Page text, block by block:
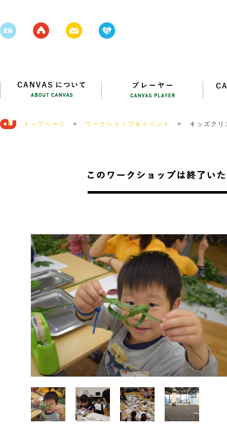
トップページ > ワークショップ＆イベント > キッズク